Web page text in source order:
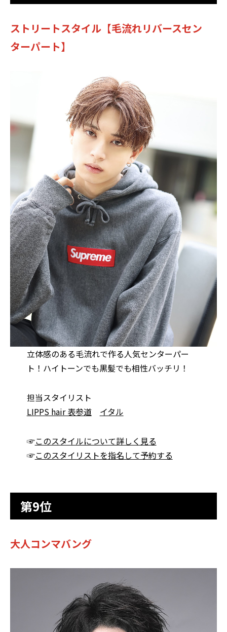
ストリートスタイル【毛流れリバースセン
ターパート】
立体感のある毛流れで作る人気センターパー
ト！ハイトーンでも黒髪でも相性バッチリ！
担当スタイリスト
LIPPS hair 表参道
イタル
☞このスタイルについて詳しく見る
☞このスタイリストを指名して予約する
第9位
大人コンマバング